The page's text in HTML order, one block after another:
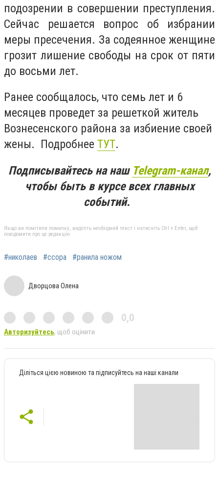
подозрении в совершении преступления.
Сейчас решается вопрос об избрании
меры пресечения. За содеянное женщине
грозит лишение свободы на срок от пяти
до восьми лет.
Ранее сообщалось, что семь лет и 6
месяцев проведет за решеткой житель
Вознесенского района за избиение своей
жены. Подробнее ТУТ.
Подписывайтесь на наш Telegram-канал,
чтобы быть в курсе всех главных
событий.
Якщо ви помітили помилку, виділіть необхідний текст і натисніть Ctrl + Enter, щоб
повідомити про це редакцію
#николаев #ссора #ранила ножом
Дворцова Олена
0,0
Авторизуйтесь, щоб оцінити
Діліться цією новиною та підписуйтесь на наші канали